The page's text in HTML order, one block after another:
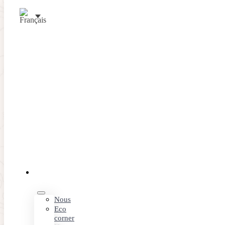
Passer au contenu principal
Nous
Eco
corner
Club de Golf Alcanada